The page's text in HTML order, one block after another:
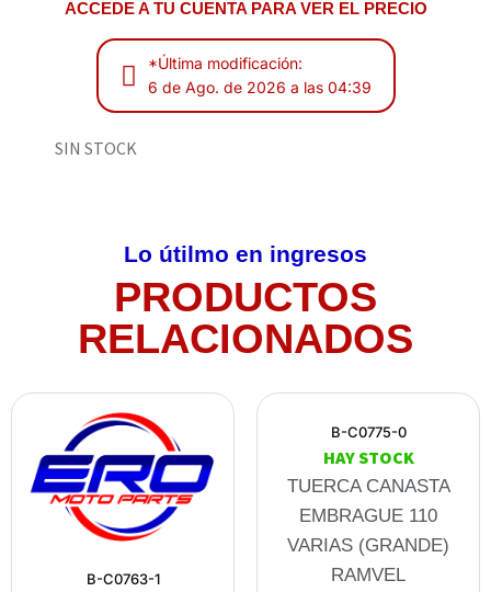
ACCEDE A TU CUENTA PARA VER EL PRECIO
*Última modificación:
6 de Ago. de 2026 a las 04:39
SIN STOCK
Lo útilmo en ingresos
PRODUCTOS
RELACIONADOS
B-C0763-1
B-C0775-0
HAY STOCK
TUERCA CANASTA
EMBRAGUE 110
VARIAS (GRANDE)
RAMVEL